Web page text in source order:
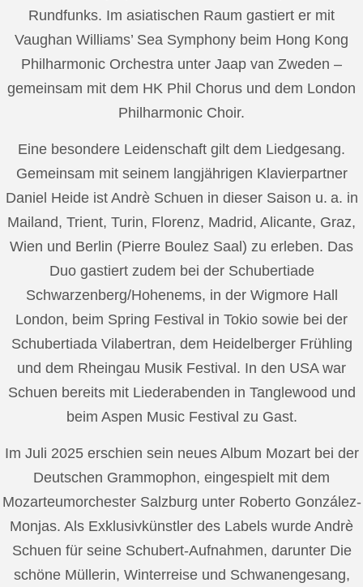
Rundfunks. Im asiatischen Raum gastiert er mit
Vaughan Williams’ Sea Symphony beim Hong Kong
Philharmonic Orchestra unter Jaap van Zweden –
gemeinsam mit dem HK Phil Chorus und dem London
Philharmonic Choir.
Eine besondere Leidenschaft gilt dem Liedgesang.
Gemeinsam mit seinem langjährigen Klavierpartner
Daniel Heide ist Andrè Schuen in dieser Saison u. a. in
Mailand, Trient, Turin, Florenz, Madrid, Alicante, Graz,
Wien und Berlin (Pierre Boulez Saal) zu erleben. Das
Duo gastiert zudem bei der Schubertiade
Schwarzenberg/Hohenems, in der Wigmore Hall
London, beim Spring Festival in Tokio sowie bei der
Schubertiada Vilabertran, dem Heidelberger Frühling
und dem Rheingau Musik Festival. In den USA war
Schuen bereits mit Liederabenden in Tanglewood und
beim Aspen Music Festival zu Gast.
Im Juli 2025 erschien sein neues Album Mozart bei der
Deutschen Grammophon, eingespielt mit dem
Mozarteumorchester Salzburg unter Roberto González-
Monjas. Als Exklusivkünstler des Labels wurde Andrè
Schuen für seine Schubert-Aufnahmen, darunter Die
schöne Müllerin, Winterreise und Schwanengesang,